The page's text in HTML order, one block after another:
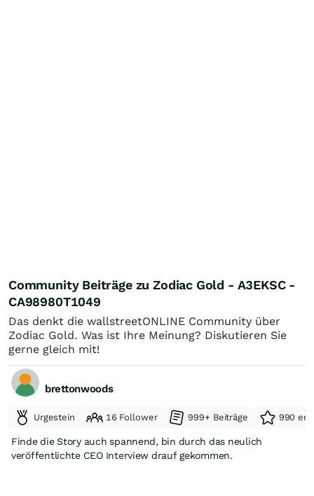
Community Beiträge zu Zodiac Gold - A3EKSC -
CA98980T1049
Das denkt die wallstreetONLINE Community über
Zodiac Gold. Was ist Ihre Meinung? Diskutieren Sie
gerne gleich mit!
brettonwoods
Urgestein 16 Follower 999+ Beiträge 990
Finde die Story auch spannend, bin durch das neulich
veröffentlichte CEO Interview drauf gekommen.